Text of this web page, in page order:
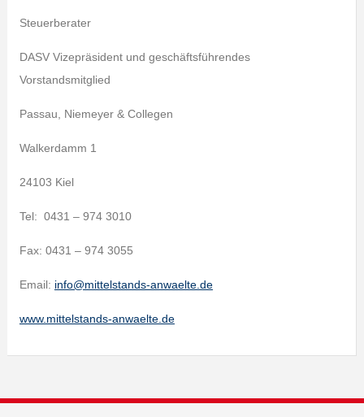
Steuerberater
DASV Vizepräsident und geschäftsführendes
Vorstandsmitglied
Passau, Niemeyer & Collegen
Walkerdamm 1
24103 Kiel
Tel: 0431 – 974 3010
Fax: 0431 – 974 3055
Email: info@mittelstands-anwaelte.de
www.mittelstands-anwaelte.de